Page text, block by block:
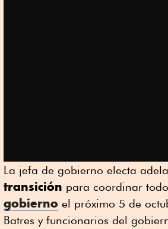
La jefa de gobierno electa
transición para coordinar
gobierno el próximo 5 de
Batres y funcionarios del